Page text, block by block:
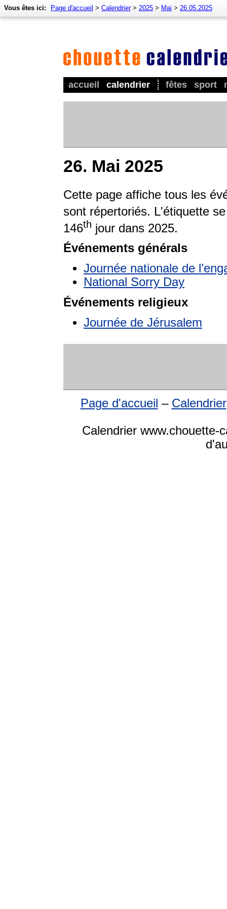
accueil calendrier fêtes sport
Vous êtes ici: Page d'accueil > Calendrier> 2025 > Mai > 26.05.2025
26. Mai 2025
Cette page affiche tous les
sont répertoriés. L'étiquette
146th jour dans 2025.
Événements générals
Journée nationale de
National Sorry Day
Événements religieux
Journée de Jérusalem
Page d'accueil – Calendrier
Calendrier www.chouette-